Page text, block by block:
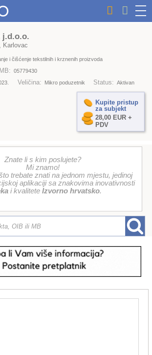
j.d.o.o.
Karlovac
i čišćenje tekstilnih i krznenih proizvoda
MB: 05779430
Veličina: Mikro poduzetnik Status: Aktivan
Kupite pristup
za subjekt
28,00 EUR +
PDV
Znate li s kim poslujete?
Mi znamo!
trebate znati na jednom mjestu, jedinoj
aplikaciji sa znakovima inovativnosti
i kvalitete Izvorno hrvatsko.